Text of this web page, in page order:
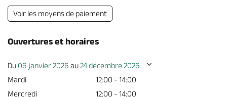
Voir les moyens de paiement
Ouvertures et horaires
Du 06 janvier 2026 au24 décembre 2026
Mardi
12:00 - 14:00
Mercredi
12:00 - 14:00